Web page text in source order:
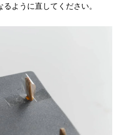
ように直してください。